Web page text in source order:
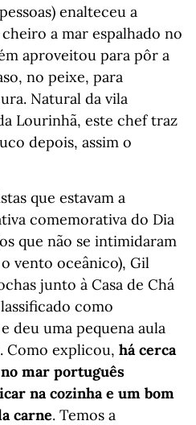
enalteceu a
a mar espalhado no
aproveitou para pôr a
no peixe, para
Natural da vila
Lourinhã, este chef traz
depois, assim o
que estavam a
comemorativa do Dia
que não se intimidaram
vento oceânico), Gil
junto à Casa de Chá
como
deu uma pequena aula
Como explicou, há cerca
mar português
na cozinha e um bom
carne. Temos a